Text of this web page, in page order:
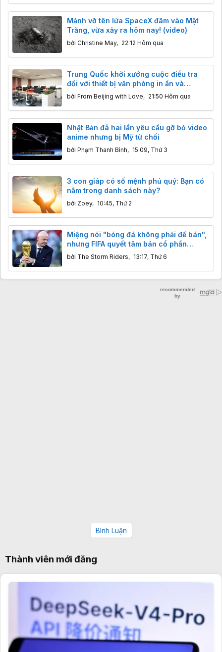
Mảnh vỡ tên lửa SpaceX đâm vào Mặt
Trăng, vừa xảy ra hôm nay! (video)
bởi Christine May, 22:12 Hôm qua
Trung Quốc khởi xướng cuộc điều tra
đối với thiết bị văn phòng in ấn và
photocopy nhập khẩu
bởi From Beijing with Love, 21:50 Hôm qua
Nhật Bản đã hai lần yêu cầu gỡ bỏ video
anime nhưng bị Mỹ từ chối
bởi Phạm Thanh Bình, 15:09, Thứ 3
3 con giáp có số mệnh phú quý: Bạn có
nằm trong danh sách này?
bởi Zoey, 10:45, Thứ 2
Miệng nói "bóng đá không phải để bán",
nhưng FIFA quyết tâm bán cổ phần
thương mại World Cup
bởi The Storm Riders, 13:17, Thứ 6
Bình Luận
Thành viên mới đăng